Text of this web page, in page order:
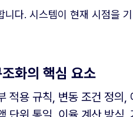
니다. 시스템이 현재 시점을
화의 핵심 요소
적용 규칙, 변동 조건 정의